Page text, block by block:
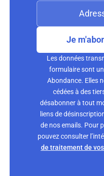
Je
Les données
formulaire sont
Abondance. Elles
cédées à des
désabonner à tout
liens de
de nos emails. Pour
pouvez consulter
de traitement de